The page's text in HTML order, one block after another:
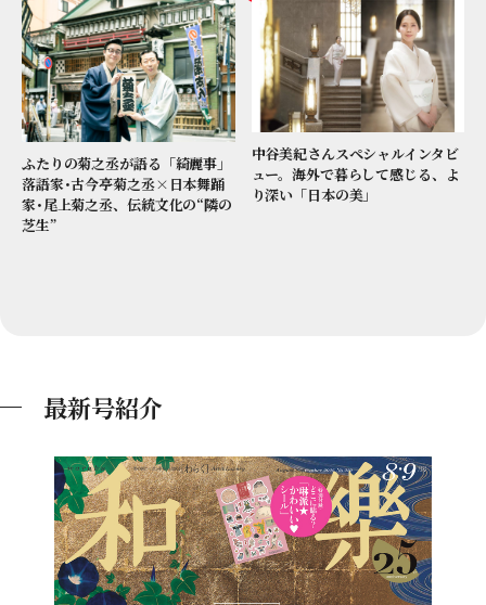
ふたりの菊之丞が語る「綺麗事」
落語家･古今亭菊之丞×日本舞踊
家･尾上菊之丞、伝統文化の“隣の
芝生”
中谷美紀さんスペシャルインタビ
ュー。海外で暮らして感じる、よ
り深い「日本の美」
最新号紹介